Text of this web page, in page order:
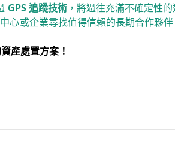
GPS 追蹤技術，將過往充滿不確定性
心或企業尋找值得信賴的長期合作夥
產處置方案！